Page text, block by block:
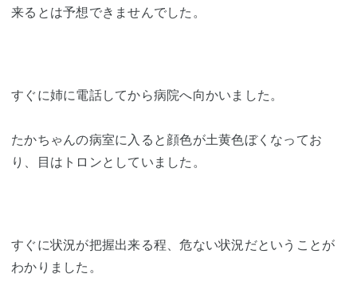
来るとは予想できませんでした。
すぐに姉に電話してから病院へ向かいました。
たかちゃんの病室に入ると顔色が土黄色ぼくなってお
り、目はトロンとしていました。
すぐに状況が把握出来る程、危ない状況だということが
わかりました。